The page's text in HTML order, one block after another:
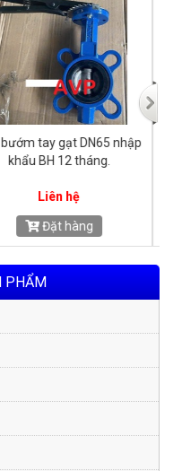
bướm mặt bích (DN700
DN800)
Liên hệ
Đặt hàng
PHẨM